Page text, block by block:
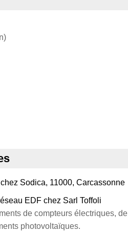
Sodica, 11000, Carcassonne
EDF chez Sarl Toffoli
de compteurs électriques, de
photovoltaïques.